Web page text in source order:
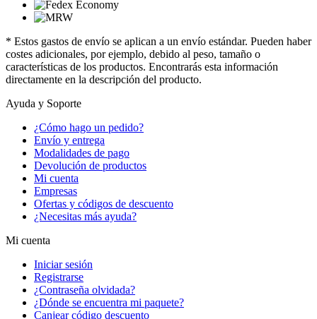
* Estos gastos de envío se aplican a un envío estándar. Pueden haber
costes adicionales, por ejemplo, debido al peso, tamaño o
características de los productos. Encontrarás esta información
directamente en la descripción del producto.
Ayuda y Soporte
¿Cómo hago un pedido?
Envío y entrega
Modalidades de pago
Devolución de productos
Mi cuenta
Empresas
Ofertas y códigos de descuento
¿Necesitas más ayuda?
Mi cuenta
Iniciar sesión
Registrarse
¿Contraseña olvidada?
¿Dónde se encuentra mi paquete?
Canjear código descuento